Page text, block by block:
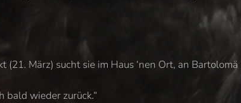
März) sucht sie im Haus ‘nen Ort, an
bald wieder zurück.“